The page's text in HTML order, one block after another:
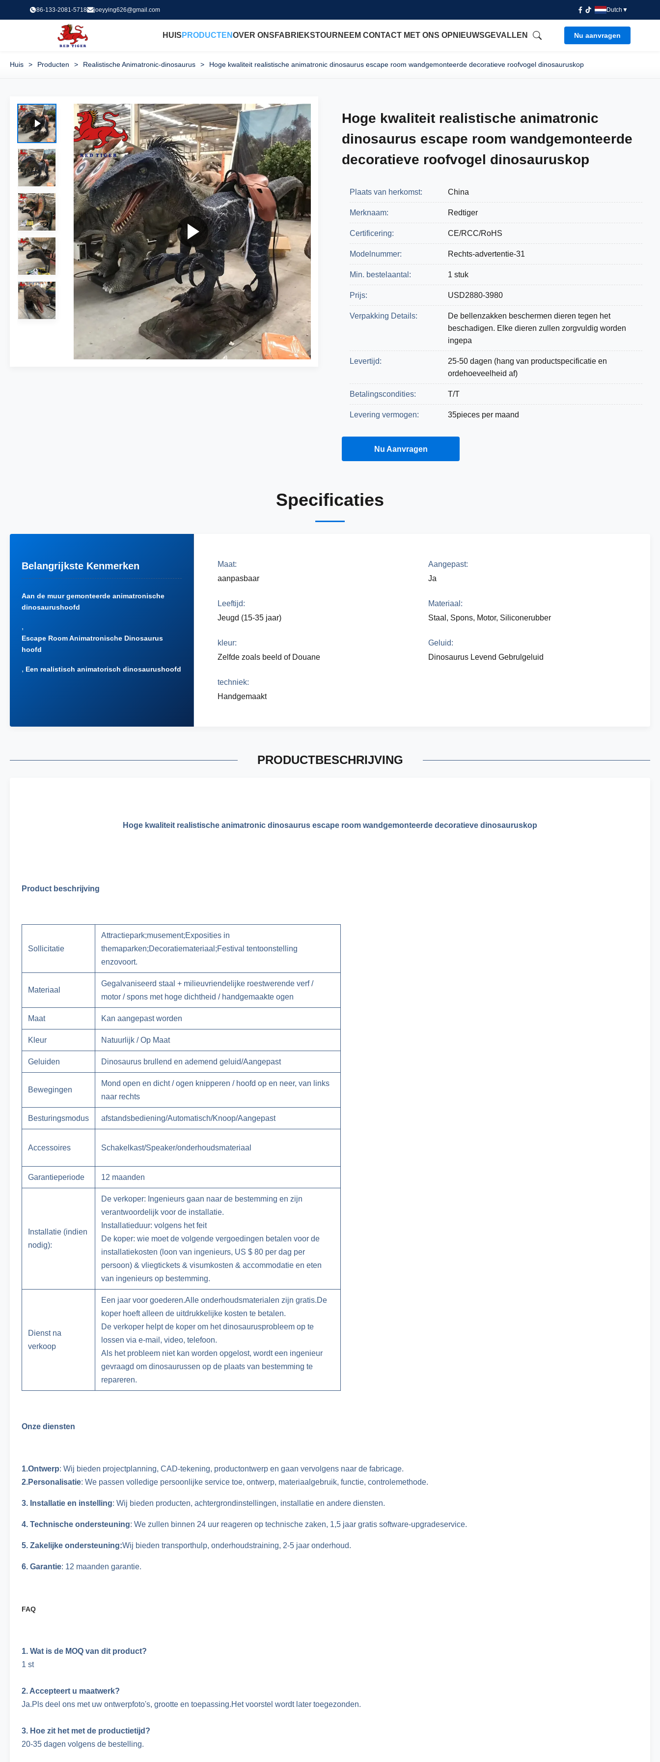
86-133-2081-5718 joeyying626@gmail.com Dutch ▼
HUIS PRODUCTENOVER ONS FABRIEKSTOUR NEEM CONTACT MET ONS OP NIEUWSGEVALLEN Nu aanvragen
Huis > Producten > Realistische Animatronic-dinosaurus > Hoge kwaliteit realistische animatronic dinosaurus escape room wandgemonteerde decoratieve roofvogel dinosauruskop
Hoge kwaliteit realistische animatronic
dinosaurus escape room wandgemonteerde
decoratieve roofvogel dinosauruskop
Plaats van herkomst: China
Merknaam: Redtiger
Certificering: CE/RCC/RoHS
Modelnummer: Rechts-advertentie-31
Min. bestelaantal: 1 stuk
Prijs: USD2880-3980
Verpakking Details:
De bellenzakken beschermen dieren tegen het
beschadigen. Elke dieren zullen zorgvuldig worden
ingepa
Levertijd:
25-50 dagen (hang van productspecificatie en
ordehoeveelheid af)
Betalingscondities: T/T
Levering vermogen: 35pieces per maand
Nu Aanvragen
Een Citaat Krijgen
Specificaties
Belangrijkste Kenmerken
Aan de muur gemonteerde animatronische
dinosaurushoofd
,
Escape Room Animatronische Dinosaurus
hoofd
, Een realistisch animatorisch dinosaurushoofd
Maat:
aanpasbaar
Aangepast:
Ja
Leeftijd:
Jeugd (15-35 jaar)
Materiaal:
Staal, Spons, Motor, Siliconerubber
kleur:
Zelfde zoals beeld of Douane
Geluid:
Dinosaurus Levend Gebrulgeluid
techniek:
Handgemaakt
PRODUCTBESCHRIJVING
Hoge kwaliteit realistische animatronic dinosaurus escape room wandgemonteerde decoratieve dinosauruskop
Product beschrijving
Sollicitatie
Attractiepark;musement;Exposities in
themaparken;Decoratiemateriaal;Festival tentoonstelling
enzovoort.
Materiaal
Gegalvaniseerd staal + milieuvriendelijke roestwerende verf /
motor / spons met hoge dichtheid / handgemaakte ogen
Maat Kan aangepast worden
Kleur Natuurlijk / Op Maat
Geluiden Dinosaurus brullend en ademend geluid/Aangepast
Bewegingen
Mond open en dicht / ogen knipperen / hoofd op en neer, van links
naar rechts
Besturingsmodus afstandsbediening/Automatisch/Knoop/Aangepast
Accessoires Schakelkast/Speaker/onderhoudsmateriaal
Garantieperiode 12 maanden
Installatie (indien
nodig):
De verkoper: Ingenieurs gaan naar de bestemming en zijn
verantwoordelijk voor de installatie.
Installatieduur: volgens het feit
De koper: wie moet de volgende vergoedingen betalen voor de
installatiekosten (loon van ingenieurs, US $ 80 per dag per
persoon) & vliegtickets & visumkosten & accommodatie en eten
van ingenieurs op bestemming.
Dienst na
verkoop
Een jaar voor goederen.Alle onderhoudsmaterialen zijn gratis.De
koper hoeft alleen de uitdrukkelijke kosten te betalen.
De verkoper helpt de koper om het dinosaurusprobleem op te
lossen via e-mail, video, telefoon.
Als het probleem niet kan worden opgelost, wordt een ingenieur
gevraagd om dinosaurussen op de plaats van bestemming te
repareren.
Onze diensten
1.Ontwerp: Wij bieden projectplanning, CAD-tekening, productontwerp en gaan vervolgens naar de fabricage.
2.Personalisatie: We passen volledige persoonlijke service toe, ontwerp, materiaalgebruik, functie, controlemethode.
3. Installatie en instelling: Wij bieden producten, achtergrondinstellingen, installatie en andere diensten.
4. Technische ondersteuning: We zullen binnen 24 uur reageren op technische zaken, 1,5 jaar gratis software-upgradeservice.
5. Zakelijke ondersteuning:Wij bieden transporthulp, onderhoudstraining, 2-5 jaar onderhoud.
6. Garantie: 12 maanden garantie.
FAQ
1. Wat is de MOQ van dit product?
1 st
2. Accepteert u maatwerk?
Ja.Pls deel ons met uw ontwerpfoto's, grootte en toepassing.Het voorstel wordt later toegezonden.
3. Hoe zit het met de productietijd?
20-35 dagen volgens de bestelling.